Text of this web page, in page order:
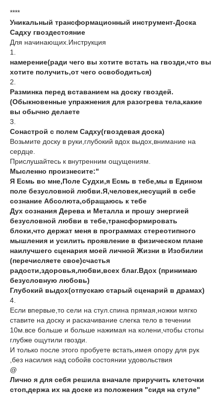
****
Уникальный трансформационный инструмент-Доска
Садху гвоздестояние
Для начинающих.Инструкция
1.
намерение(ради чего вы хотите встать на гвозди,что вы
хотите получить,от чего освободиться)
2.
Разминка перед вставанием на доску гвоздей.
(Обыкновенные упражнения для разогрева тела,какие
вы обычно делаете
3.
Сонастрой с полем Садху(гвоздевая доска)
Возьмите доску в руки,глубокий вдох выдох,внимание на
сердце.
Прислушайтесь к внутренним ощущениям.
Мысленно произнесите:"
Я Есмь во мне,Поле Судхи,я Есмь в тебе,мы в Едином
поле безусловной любви.Я,человек,несущий в себе
сознание Абсолюта,обращаюсь к тебе
Дух сознания Дерева и Металла и прошу энергией
безусловной любви в тебе,трансформировать
блоки,что держат меня в программах стереотипного
мышления и усилить проявление в физическом плане
наилучшего сценария моей личной Жизни в Изобилии
(перечисляете свое)счастья
радости,здоровья,любви,всех благ.Вдох (принимаю
безусловную любовь)
Глубокий выдох(отпускаю старый сценарий в драмах)
4.
Если впервые,то сели на стул.спина прямая,ножки мягко
ставите на доску и раскачивание слегка тело в течении
10м.все больше и больше нажимая на колени,чтобы стопы
глубже ощутили гвозди.
И только после этого пробуете встать,имея опору для рук
,без насилия над собойв состоянии удовольствия
@
Лично я для себя решила вначале приручить клеточки
стоп,держа их на доске из положения "сидя на стуле"